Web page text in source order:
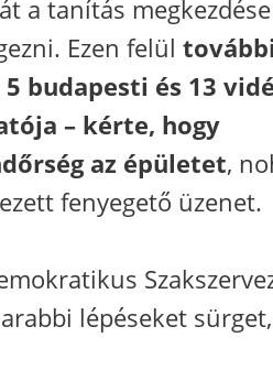
a tanítás megkezdése
Ezen felül
budapesti és 13
– kérte, hogy
az épületet,
fenyegető üzenet.
lépéseket sürget,